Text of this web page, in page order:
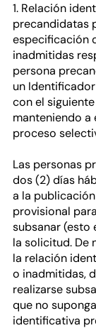
1. Relación
precandidatas
especificación
inadmitidas
persona
un
con el
manteniendo
proceso
Las personas
dos (2) días
a la
provisional
subsanar (esto
la solicitud. De
la relación
o inadmitidas,
realizarse
que no
identificativa